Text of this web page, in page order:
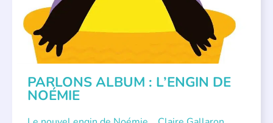
PARLONS ALBUM : L’ENGIN DE
NOÉMIE